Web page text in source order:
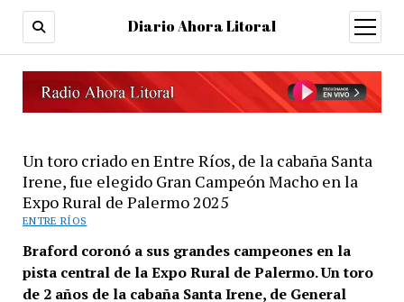
Diario Ahora Litoral
open
menu
Un toro criado en Entre Ríos, de la cabaña Santa
Irene, fue elegido Gran Campeón Macho en la
Expo Rural de Palermo 2025
ENTRE RÍOS
Braford coronó a sus grandes campeones en la
pista central de la Expo Rural de Palermo. Un toro
de 2 años de la cabaña Santa Irene, de General